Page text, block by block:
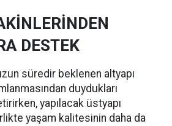
DESTEK
süredir beklenen altyapı
duydukları
yapılacak üstyapı
yaşam kalitesinin daha da